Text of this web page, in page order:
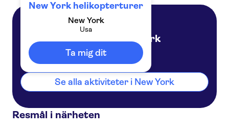
New York helikopterturer
New York
Usa
Ta mig dit
New York
Se alla aktiviteter i New York
Resmål i närheten